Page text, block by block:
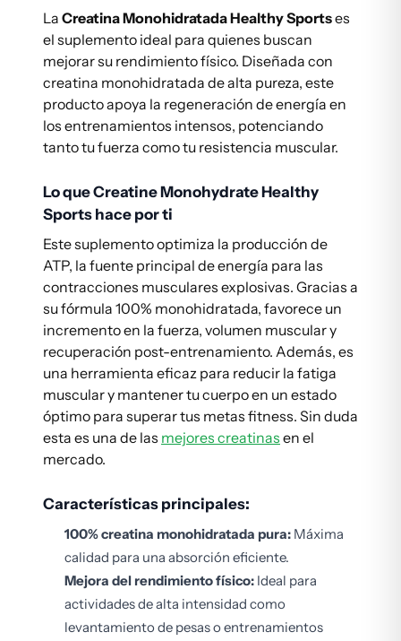
La Creatina Monohidratada Healthy Sportses
el suplemento ideal para quienes buscan
mejorar su rendimiento físico. Diseñada con
creatina monohidratada de alta pureza, este
producto apoya la regeneración de energía en
los entrenamientos intensos, potenciando
tanto tu fuerza como tu resistencia muscular.
Lo que Creatine Monohydrate Healthy
Sports hace por ti
Este suplemento optimiza la producción de
ATP, la fuente principal de energía para las
contracciones musculares explosivas. Gracias a
su fórmula 100% monohidratada, favorece un
incremento en la fuerza, volumen muscular y
recuperación post-entrenamiento. Además, es
una herramienta eficaz para reducir la fatiga
muscular y mantener tu cuerpo en un estado
óptimo para superar tus metas fitness. Sin duda
esta es una de las mejores creatinas en el
mercado.
Características principales:
100% creatina monohidratada pura: Máxima
calidad para una absorción eficiente.
Mejora del rendimiento físico: Ideal para
actividades de alta intensidad como
levantamiento de pesas o entrenamientos